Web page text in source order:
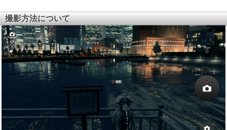
撮影方法について